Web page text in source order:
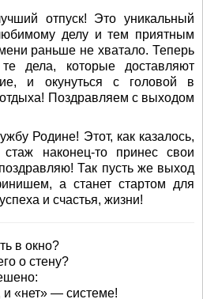
отпуск! Это уникальный
делу и тем приятным
раньше не хватало. Теперь
дела, которые доставляют
и окунуться с головой в
Поздравляем с выходом
Родине! Этот, как казалось,
стаж наконец-то принес свои
Так пусть же выход
а станет стартом для
и счастья, жизни!
в окно?
о стену?
«нет» — системе!